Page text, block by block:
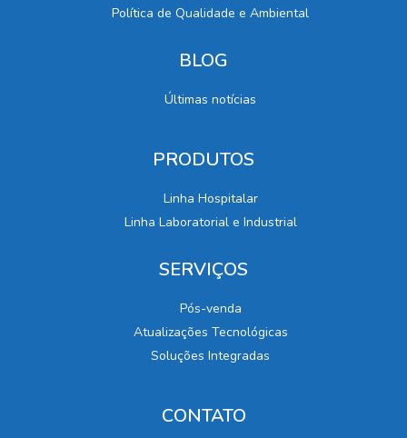
Política de Qualidade e Ambiental
BLOG
Últimas notícias
PRODUTOS
Linha Hospitalar
Linha Laboratorial e Industrial
SERVIÇOS
Pós-venda
Atualizações Tecnológicas
Soluções Integradas
CONTATO